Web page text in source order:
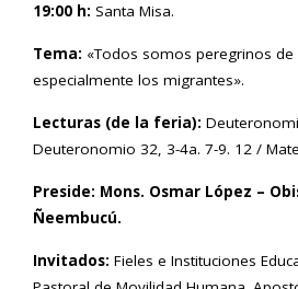
19:00 h: Santa Misa.
Tema: «Todos somos peregrinos de
especialmente los migrantes».
Lecturas (de la feria):
Deuteronomio 32, 3-4a. 7-9. 12 /
Preside: Mons. Osmar López –
Ñeembucú.
Invitados: Fieles e Instituciones